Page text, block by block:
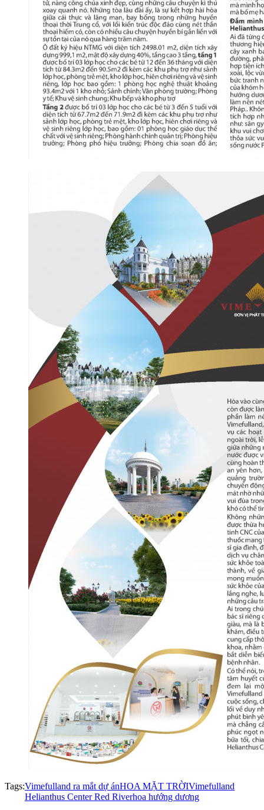
Tags:Vimefulland ra mắt dự ánHOA MẶT TRỜIVimefulland
Helianthus Center Red Riverhoa hướng dương